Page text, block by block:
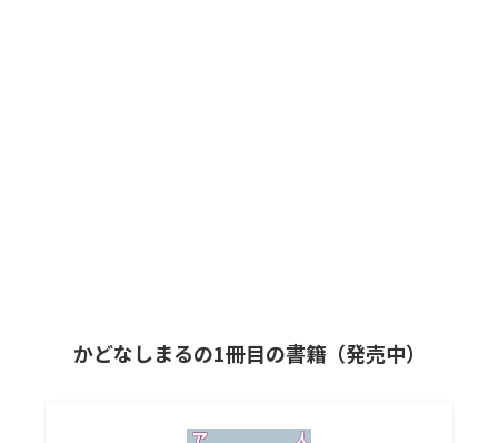
かどなしまるの1冊目の書籍（発売中）